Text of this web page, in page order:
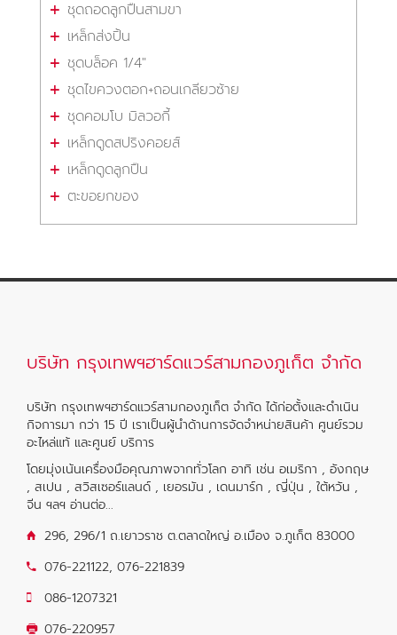
ชุดถอดลูกปืนสามขา
เหล็กส่งปิ้น
ชุดบล็อค 1/4"
ชุดไขควงตอก+ถอนเกลียวซ้าย
ชุดคอมโบ มิลวอกี้
เหล็กดูดสปริงคอยส์
เหล็กดูดลูกปืน
ตะขอยกของ
บริษัท กรุงเทพฯฮาร์ดแวร์สามกองภูเก็ต จำกัด
บริษัท กรุงเทพฯฮาร์ดแวร์สามกองภูเก็ต จำกัด ได้ก่อตั้งและดำเนิน
กิจการมา กว่า 15 ปี เราเป็นผู้นำด้านการจัดจำหน่ายสินค้า ศูนย์รวม
อะไหล่แท้ และศูนย์ บริการ
โดยมุ่งเน้นเครื่องมือคุณภาพจากทั่วโลก อาทิ เช่น อเมริกา , อังกฤษ
, สเปน , สวิสเซอร์แลนด์ , เยอรมัน , เดนมาร์ก , ญี่ปุ่น , ใต้หวัน ,
จีน ฯลฯ อ่านต่อ...
296, 296/1 ถ.เยาวราช ต.ตลาดใหญ่ อ.เมือง จ.ภูเก็ต 83000
076-221122, 076-221839
086-1207321
076-220957